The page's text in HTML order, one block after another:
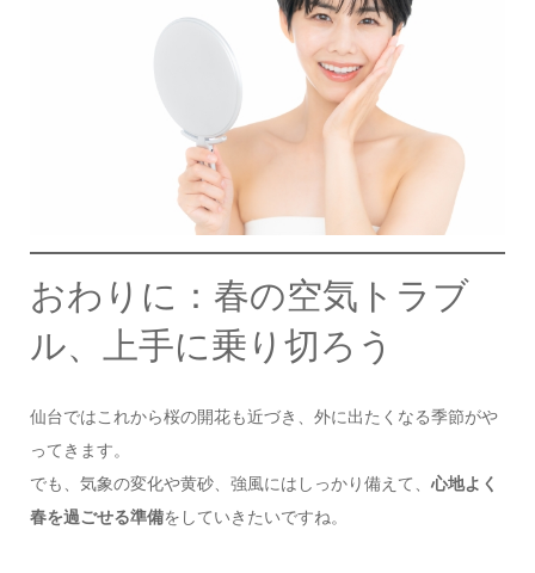
おわりに：春の空気トラブ
ル、上手に乗り切ろう
仙台ではこれから桜の開花も近づき、外に出たくなる季節がや
ってきます。
でも、気象の変化や黄砂、強風にはしっかり備えて、 心地よく
春を過ごせる準備をしていきたいですね。